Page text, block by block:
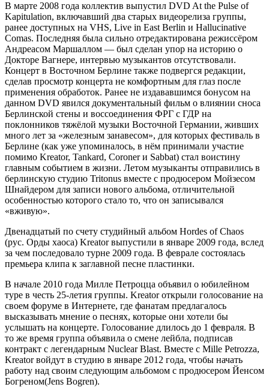
В марте 2008 года коллектив выпустил DVD At the Pulse of
Kapitulation, включавший два старых видеорелиза группы,
ранее доступных на VHS, Live in East Berlin и Hallucinative
Comas. Последняя была сильно отредактирована режиссёром
Андреасом Маршаллом — был сделан упор на историю о
Докторе Вагнере, интервью музыкантов отсутствовали.
Концерт в Восточном Берлине также подвергся редакции,
сделав просмотр концерта не комфортным для глаз после
применения обработок. Ранее не издававшимся бонусом на
данном DVD явился документальный фильм о влиянии сноса
Берлинской стены и воссоединения ФРГ с ГДР на
поклонников тяжёлой музыки Восточной Германии, живших
много лет за «железным занавесом», для которых фестиваль в
Берлине (как уже упоминалось, в нём принимали участие
помимо Kreator, Tankard, Coroner и Sabbat) стал воистину
главным событием в жизни. Летом музыканты отправились в
берлинскую студию Tritonus вместе с продюсером Мойзесом
Шнайдером для записи нового альбома, отличительной
особенностью которого стало то, что он записывался
«вживую».
Двенадцатый по счету студийный альбом Hordes of Chaos
(рус. Орды хаоса) Kreator выпустили в январе 2009 года, вслед
за чем последовало турне 2009 года. В феврале состоялась
премьера клипа к заглавной песне пластинки.
В начале 2010 года Милле Петроцца объявил о юбилейном
туре в честь 25-летия группы. Kreator открыли голосование на
своем форуме в Интернете, где фанатам предлагалось
высказывать мнение о песнях, которые они хотели бы
услышать на концерте. Голосование длилось до 1 февраля. В
то же время группа объявила о смене лейбла, подписав
контракт с легендарным Nuclear Blast. Вместе с Mille Petrozza,
Kreator войдут в студию в январе 2012 года, чтобы начать
работу над своим следующим альбомом с продюсером Йенсом
Богреном(Jens Bogren).